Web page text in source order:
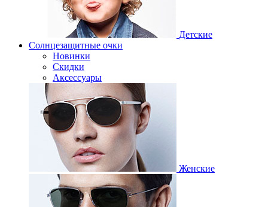
Детские
Солнцезащитные очки
Новинки
Скидки
Аксессуары
Женские